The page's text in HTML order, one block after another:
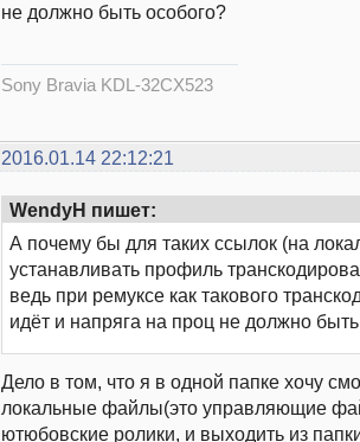
не должно быть особого?
Sony Bravia KDL-32CX523
2016.01.14 22:12:21
WendyH пишет:
А почему бы для таких ссылок (на
устанавливать профиль
ведь при ремуксе как такового
идёт и напряга на проц не должно
Дело в том, что я в одной папке хочу
локальные файлы(это управляющие
ютюбовские ролики, и выходить из